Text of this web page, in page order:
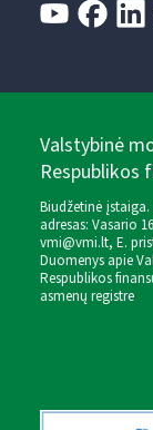
Valstybinė
Respublikos
Biudžetinė
adresas: Vasario
vmi@vmi.lt, E.
Duomenys apie
Respublikos
asmenų registre